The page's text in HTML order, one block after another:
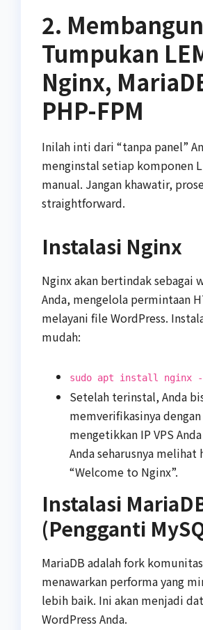
2. Membangun
Tumpukan
Nginx,
PHP-FPM
Inilah inti dari “tanpa panel”
menginstal setiap komponen
manual. Jangan khawatir,
straightforward.
Instalasi Nginx
Nginx akan bertindak sebagai
Anda, mengelola permintaan
melayani file WordPress.
mudah:
sudo apt install nginx
Setelah terinstal, Anda
memverifikasinya dengan
mengetikkan IP VPS
Anda seharusnya melihat
“Welcome to Nginx”.
Instalasi
(Pengganti
MariaDB adalah fork
menawarkan performa yang
lebih baik. Ini akan menjadi
WordPress Anda.